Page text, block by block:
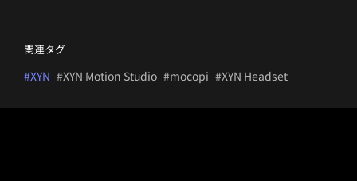
関連タグ
#XYN #XYN Motion Studio #mocopi #XYN Headset